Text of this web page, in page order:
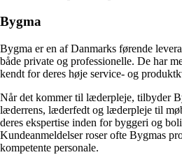
Bygma
Bygma er en af Danmarks førende
både private og professionelle. De har
kendt for deres høje service- og
Når det kommer til læderpleje, tilbyder
læderrens, læderfedt og læderpleje til
deres ekspertise inden for byggeri og
Kundeanmeldelser roser ofte Bygmas
kompetente personale.